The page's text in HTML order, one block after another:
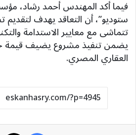
فيما أكد المهندس أحمد رشاد،
ستوديو”، أن التعاقد يهدف
تتماشى مع معايير الاستدامة
يضمن تنفيذ مشروع يضيف قيمة
العقاري المصري.